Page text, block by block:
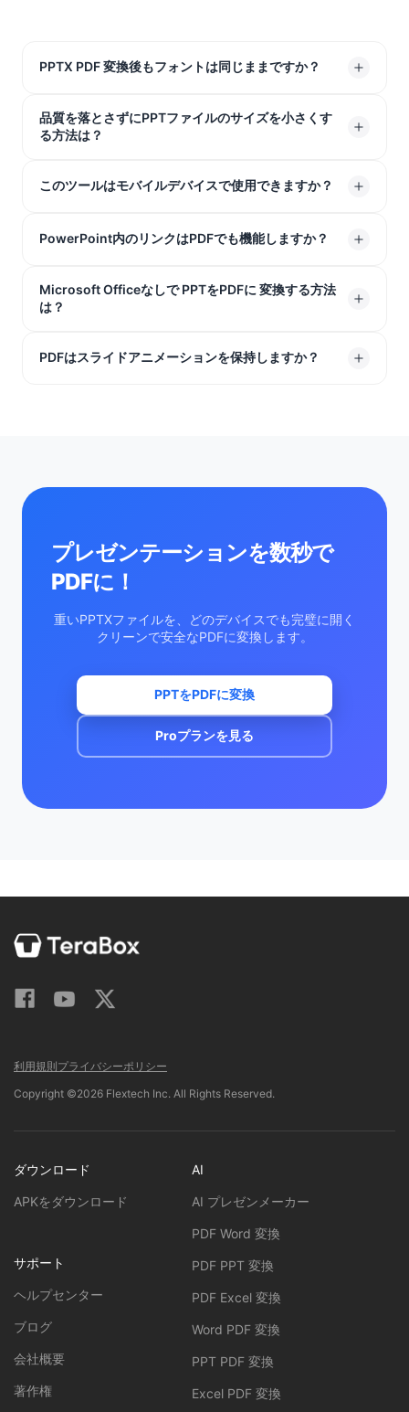
PPTX PDF 変換後もフォントは同じままですか？
はい！当社のツールはフォントをファイルに直接ロック
します。テキストがずれたり動いたりすることはないた
れます。
品質を落とさずにPPTファイルのサイズを小さくす
る方法は？
最も簡単な方法は、PPTをPDFに 変換することです。ス
が大幅に縮小されるため、問題なく誰にでもメールで送
このツールはモバイルデバイスで使用できますか？
もちろんです。当社の PPTX PDF 変換ツール はWebブラ
Chrome（Android）、または任意のタブレットでアプリ
をダウンロードすることなく完璧に動作します。
PowerPoint内のリンクはPDFでも機能しますか？
はい。スライドに追加したWebサイトのリンクやショー
トカットは、変換完了後も完全にアクティブでクリック
Microsoft Officeなしで PPTをPDFに 変換する方法
は？
PowerPointやOfficeをインストールする必要はまったく
PDFはスライドアニメーションを保持しますか？
プレゼンテーションを数秒で
PDFに！
重いPPTXファイルを、どのデバイスでも完璧に開く
クリーンで安全なPDFに変換します。
PPTをPDFに変換
Proプランを見る
利用規則プライバシーポリシー
Copyright ©2026 Flextech Inc. All Rights Reserved.
ダウンロード
APKをダウンロード
サポート
ヘルプセンター
ブログ
会社概要
著作権
AI
AI プレゼンメーカー
PDF Word 変換
PDF PPT 変換
PDF Excel 変換
Word PDF 変換
PPT PDF 変換
Excel PDF 変換